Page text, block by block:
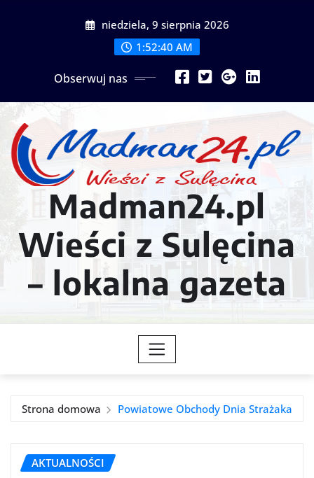
niedziela, 9 sierpnia 2026
1:52:42 AM
Obserwuj nas
Madman24.pl
Wieści z Sulęcina
– lokalna gazeta
Strona domowa Powiatowe Obchody Dnia Strażaka
AKTUALNOŚCI